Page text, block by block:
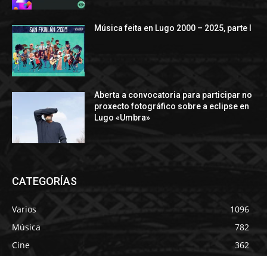
Música feita en Lugo 2000 – 2025, parte I
Aberta a convocatoria para participar no
proxecto fotográfico sobre a eclipse en
Lugo «Umbra»
CATEGORÍAS
Varios
1096
Música
782
Cine
362